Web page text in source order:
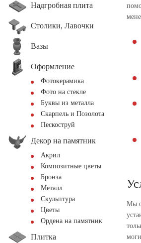
Надгробная плита
Столики, Лавочки
Вазы
Оформление
Фотокерамика
Фото на стекле
Буквы из металла
Скарпель и Позолота
Пескоструй
Декор на памятник
Акрил
Композитные цветы
Бронза
Металл
Скульптура
Цветы
Ордена на памятник
Плитка
Мы